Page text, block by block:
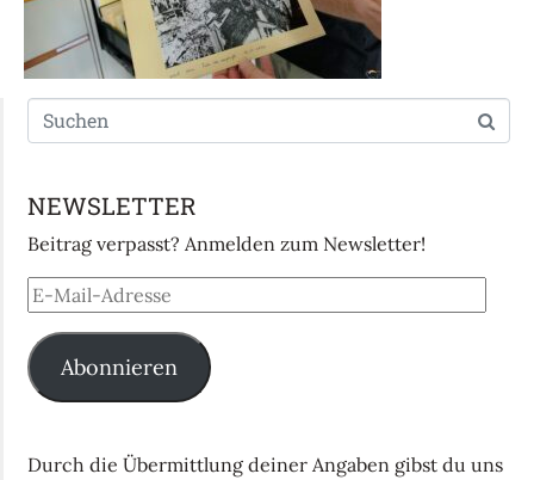
NEWSLETTER
Beitrag verpasst? Anmelden zum Newsletter!
Abonnieren
Durch die Übermittlung deiner Angaben gibst du uns